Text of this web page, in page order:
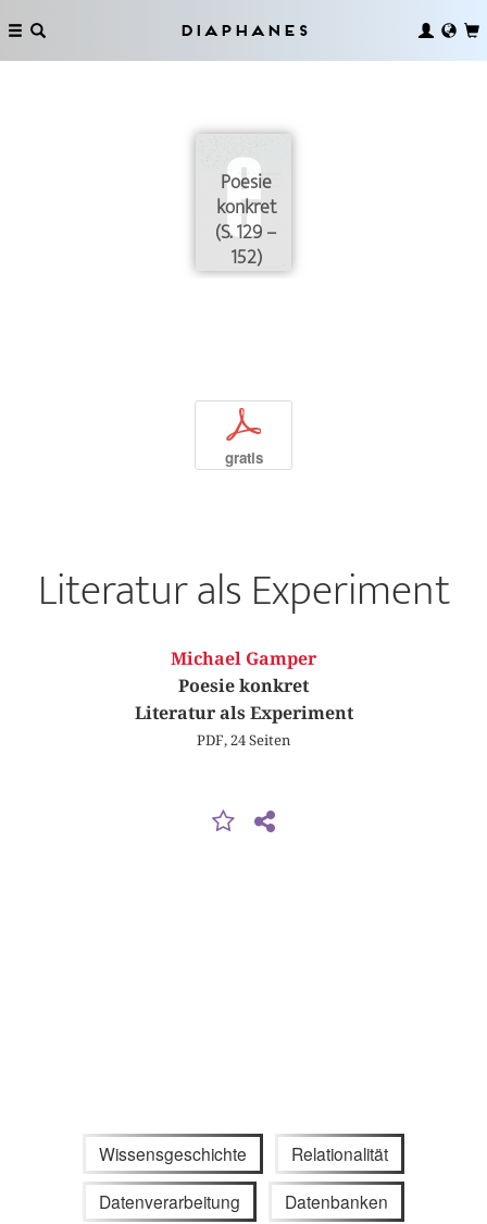
Diaphanes
Poesie
konkret
(S. 129 –
152)
p
gratis
Literatur als Experiment
Michael Gamper
Poesie konkret
Literatur als Experiment
PDF, 24 Seiten
Wissensgeschichte Relationalität
Datenverarbeitung Datenbanken